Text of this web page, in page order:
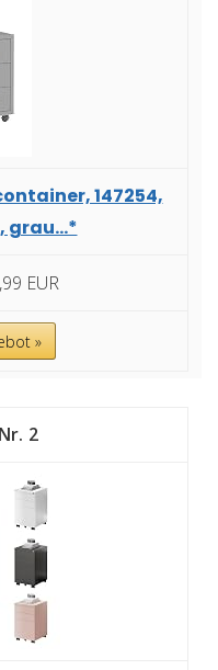
147254,
grau...*
EUR
»
2